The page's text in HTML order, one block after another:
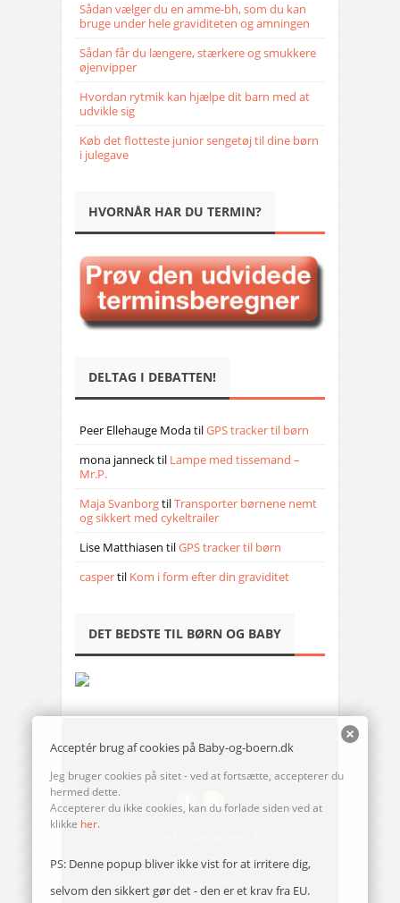
Sådan vælger du en amme-bh, som du kan
bruge under hele graviditeten og amningen
Sådan får du længere, stærkere og smukkere
øjenvipper
Hvordan rytmik kan hjælpe dit barn med at
udvikle sig
Køb det flotteste junior sengetøj til dine børn
i julegave
HVORNÅR HAR DU TERMIN?
DELTAG I DEBATTEN!
Peer Ellehauge ModatilGPS tracker til børn
mona jannecktil Lampe med tissemand –
Mr.P.
Maja SvanborgtilTransporter børnene nemt
og sikkert med cykeltrailer
Lise Matthiasen tilGPS tracker til børn
caspertil Kom i form efter din graviditet
DET BEDSTE TIL BØRN OG BABY
Send en mail til redaktionen
Acceptér brug af cookies på Baby-og-boern.dk
Jeg bruger cookies på sitet - ved at fortsætte, accepterer du
hermed dette.
Accepterer du ikke cookies, kan du forlade siden ved at
klikke her.
PS: Denne popup bliver ikke vist for at irritere dig,
selvom den sikkert gør det - den er et krav fra EU.